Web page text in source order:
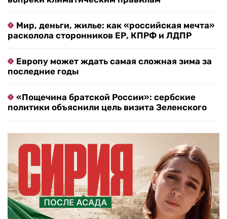
Мир, деньги, жилье: как «российская мечта»
расколола сторонников ЕР, КПРФ и ЛДПР
Европу может ждать самая сложная зима за
последние годы
«Пощечина братской России»: сербские
политики объяснили цель визита Зеленского